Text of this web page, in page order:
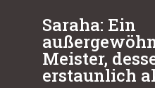
Saraha: Ein
Meister,
erstaunlich